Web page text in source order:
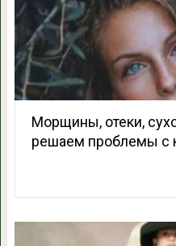
Морщины, отеки,
решаем проблемы с